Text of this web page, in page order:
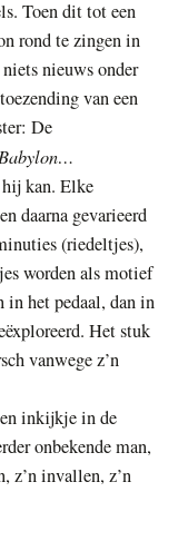
Toen dit tot een
rond te zingen in
nieuws onder
van een
De
kan. Elke
daarna gevarieerd
(riedeltjes),
worden als motief
in het pedaal, dan in
Het stuk
vanwege z’n
inkijkje in de
onbekende man,
z’n invallen, z’n